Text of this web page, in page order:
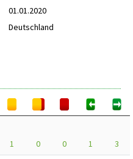
01.01.2020
Deutschland
1 0 0 1
3